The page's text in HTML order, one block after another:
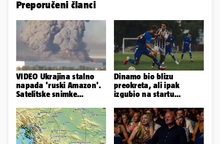
Preporučeni članci
VIDEO Ukrajina stalno
napada 'ruski Amazon'.
Satelitske snimke
Dinamo bio blizu
preokreta, ali ipak
izgubio na startu